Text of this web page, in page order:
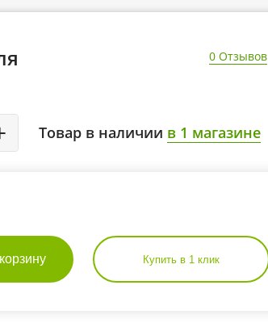
0 Отзывов
Товар в наличии в 1 магазине
Купить в 1 клик